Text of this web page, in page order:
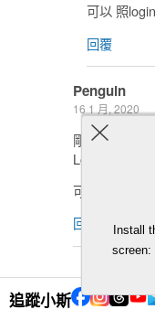
追蹤小斯
可以 照
回覆
Penguin
16 1 月, 2020
剛打去問可
Lounge
可否幫我地
回覆
Install
screen: